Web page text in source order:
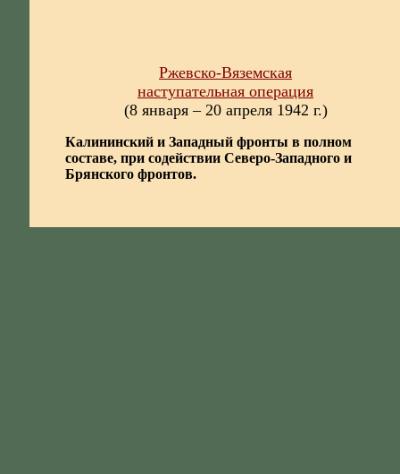
Ржевско-Вяземская
наступательная операция
(8 января – 20 апреля 1942 г.)
Калининский и Западный фронты в полном
составе, при содействии Северо-Западного и
Брянского фронтов.